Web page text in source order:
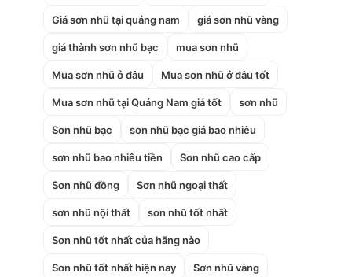
Giá sơn nhũ tại quảng nam giá sơn nhũ vàng
giá thành sơn nhũ bạc mua sơn nhũ
Mua sơn nhũ ở đâu Mua sơn nhũ ở đâu tốt
Mua sơn nhũ tại Quảng Nam giá tốt sơn nhũ
Sơn nhũ bạc sơn nhũ bạc giá bao nhiêu
sơn nhũ bao nhiêu tiền Sơn nhũ cao cấp
Sơn nhũ đồng Sơn nhũ ngoại thất
sơn nhũ nội thất sơn nhũ tốt nhất
Sơn nhũ tốt nhất của hãng nào
Sơn nhũ tốt nhất hiện nay Sơn nhũ vàng